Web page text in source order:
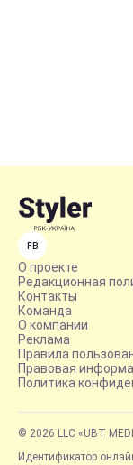
FB
О проекте
Редакционная
Контакты
Команда
О компании
Реклама
Правила
Правовая
Политика
© 2026 LLC «UBT
Идентификатор